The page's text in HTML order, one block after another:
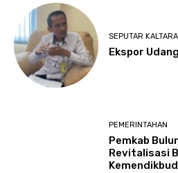
SEPUTAR KALTARA
Ekspor
PEMERINTAHAN
Pemkab
Revitalisasi